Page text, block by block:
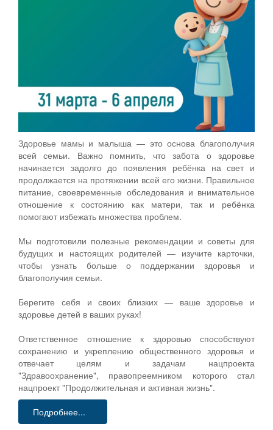
Здоровье мамы и малыша — это основа благополучия
всей семьи. Важно помнить, что забота о здоровье
начинается задолго до появления ребёнка на свет и
продолжается на протяжении всей его жизни. Правильное
питание, своевременные обследования и внимательное
отношение к состоянию как матери, так и ребёнка
помогают избежать множества проблем.
Мы подготовили полезные рекомендации и советы для
будущих и настоящих родителей — изучите карточки,
чтобы узнать больше о поддержании здоровья и
благополучия семьи.
Берегите себя и своих близких — ваше здоровье и
здоровье детей в ваших руках!
Ответственное отношение к здоровью способствуют
сохранению и укреплению общественного здоровья и
отвечает целям и задачам нацпроекта
"Здравоохранение", правопреемником которого стал
нацпроект "Продолжительная и активная жизнь".
Подробнее...